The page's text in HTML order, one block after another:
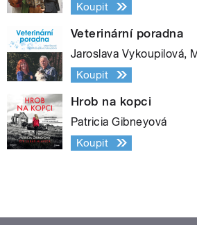
Koupit
Veterinární poradna
Jaroslava Vykoupilová,
Koupit
Hrob na kopci
Patricia Gibneyová
Koupit